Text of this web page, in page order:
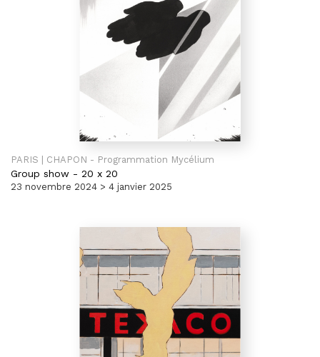
PARIS | CHAPON - Programmation Mycélium
Group show - 20 x 20
23 novembre 2024 > 4 janvier 2025